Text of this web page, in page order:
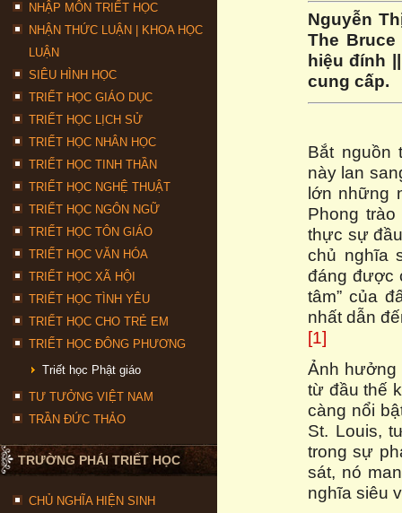
NHẬP MÔN TRIẾT HỌC
NHẬN THỨC LUẬN | KHOA HỌC
LUẬN
SIÊU HÌNH HỌC
TRIẾT HỌC GIÁO DỤC
TRIẾT HỌC LỊCH SỬ
TRIẾT HỌC NHÂN HỌC
TRIẾT HỌC TINH THẦN
TRIẾT HỌC NGHỆ THUẬT
TRIẾT HỌC NGÔN NGỮ
TRIẾT HỌC TÔN GIÁO
TRIẾT HỌC VĂN HÓA
TRIẾT HỌC XÃ HỘI
TRIẾT HỌC TÌNH YÊU
TRIẾT HỌC CHO TRẺ EM
TRIẾT HỌC ĐÔNG PHƯƠNG
Triết học Phật giáo
TƯ TƯỞNG VIỆT NAM
TRẦN ĐỨC THẢO
TRƯỜNG PHÁI TRIẾT HỌC
CHỦ NGHĨA HIỆN SINH
Nguyễn
The Bruce
hiệu đính
cung cấp.
Bắt nguồn
này lan
lớn những
Phong
thực sự
chủ nghĩa
đáng được
tâm” của
nhất dẫn
[1]
Ảnh
từ đầu thế
càng nổi
St. Louis,
trong sự
sát, nó
nghĩa siêu